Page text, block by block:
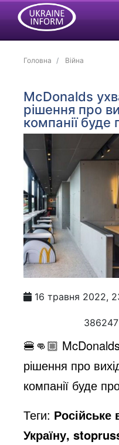
Головна Війна
McDonalds
рішення про
компанії буде
16 травня 2022,
🍔👊🏼
рішення про
компанії буде
Теги: Російське
Україну,